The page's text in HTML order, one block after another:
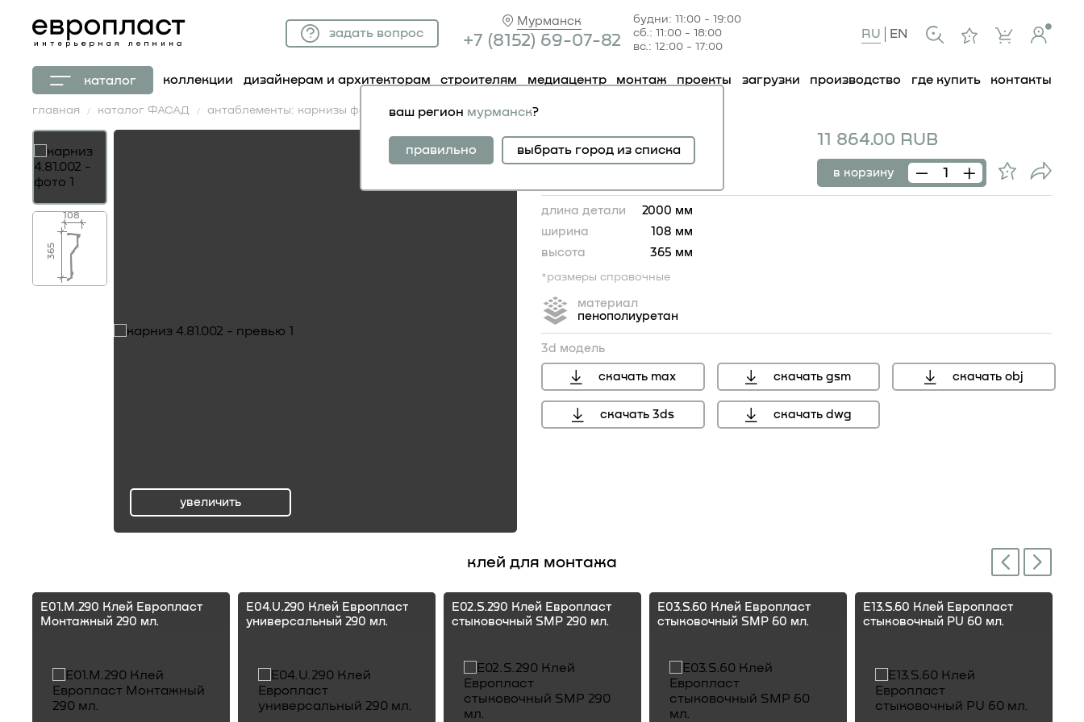
Мурманск
+7 (81 52) 69-07-82
будни: 11:00 - 19:00
сб.: 11:00 - 18:00
вс.: 12:00 - 17:00
задать вопрос RU EN
каталог коллекции дизайнерам и архитекторам строителям медиацентр монтаж проекты загрузки производство где купить контакты
ваш регион мурманск?
правильно выбрать город из списка
главная каталог ФАСАД антаблементы: карнизы фасадные карниз 4.81.002
увеличить
365
108
365
карниз 4.81.002 11 864.00 RUB
в корзину
длина детали
2000 мм
ширина
108 мм
высота
365 мм
*размеры справочные
материал
пенополиуретан
3d модель
скачать max скачать gsm скачать obj
скачать 3ds скачать dwg
клей для монтажа Previous
E01.M.290 Клей Европласт
Монтажный 290 мл.
E04.U.290 Клей Европласт
универсальный 290 мл.
E02.S.290 Клей Европласт
стыковочный SMP 290 мл.
E03.S.60 Клей Европласт
стыковочный SMP 60 мл.
E13.S.60 Клей Европласт
стыковочный PU 60 мл.
Next